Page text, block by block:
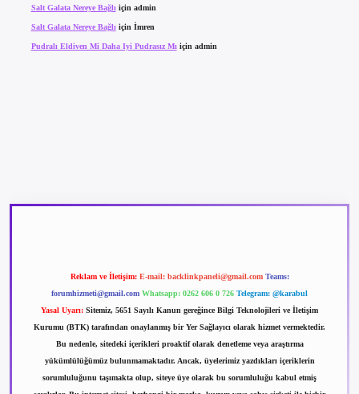
Salt Galata Nereye Bağlıiçin admin
Salt Galata Nereye Bağlı için İmren
Pudralı Eldiven Mi Daha Iyi Pudrasız Mı için admin
Reklam ve İletişim: E-mail: backlinkpaneli@gmail.com Teams:
forumhizmeti@gmail.com Whatsapp: 0262 606 0 726 Telegram: @karabul
Yasal Uyarı: Sitemiz, 5651 Sayılı Kanun gereğince Bilgi Teknolojileri ve İletişim
Kurumu (BTK) tarafından onaylanmış bir Yer Sağlayıcı olarak hizmet vermektedir.
Bu nedenle, sitedeki içerikleri proaktif olarak denetleme veya araştırma
yükümlülüğümüz bulunmamaktadır. Ancak, üyelerimiz yazdıkları içeriklerin
sorumluluğunu taşımakta olup, siteye üye olarak bu sorumluluğu kabul etmiş